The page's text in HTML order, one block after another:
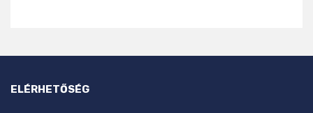
ELÉRHETŐSÉG